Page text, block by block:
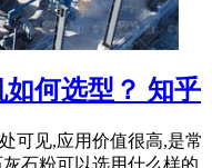
何选型？ 知乎
可见,应用价值很高,是常
石粉可以选用什么样的